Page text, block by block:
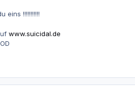
eins !!!!!!!!!!!
www.suicidal.de